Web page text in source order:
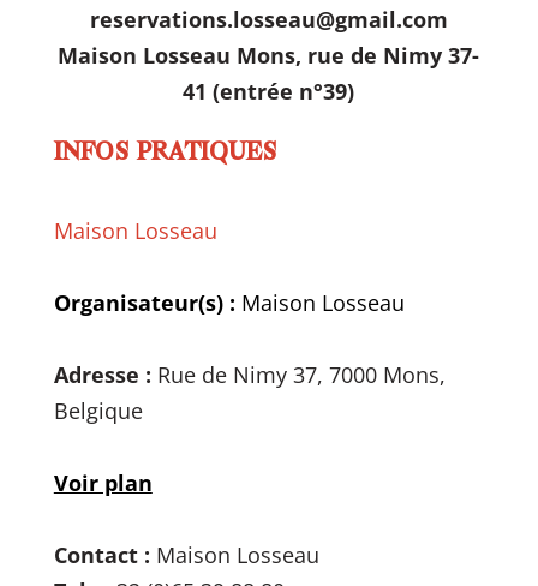
reservations.losseau@gmail.com
Maison Losseau Mons, rue de Nimy 37-
41 (entrée n°39)
INFOS PRATIQUES
Maison Losseau
Organisateur(s) : Maison Losseau
Adresse : Rue de Nimy 37, 7000 Mons,
Belgique
Voir plan
Contact : Maison Losseau